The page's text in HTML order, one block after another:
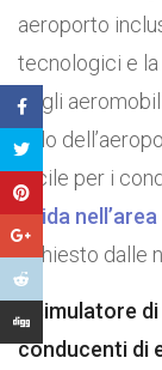
aeroporto
tecnologici e
degli
volo
facile per i
guida
richiesto dalle
Il simulatore
conducenti di